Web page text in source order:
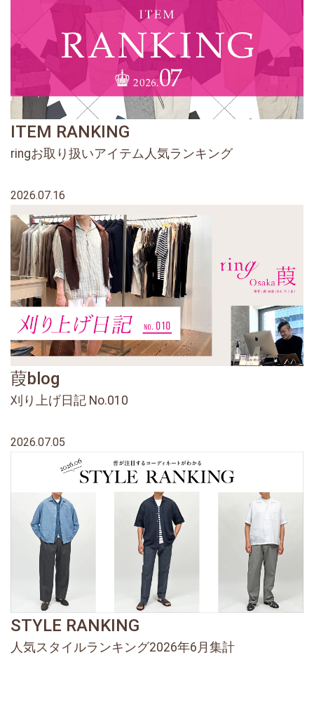
ITEM RANKING
ringお取り扱いアイテム人気ランキング
2026.07.16
葭blog
刈り上げ日記 No.010
2026.07.05
STYLE RANKING
人気スタイルランキング2026年6月集計